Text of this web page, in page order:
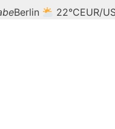
Berlin 22°CEUR/